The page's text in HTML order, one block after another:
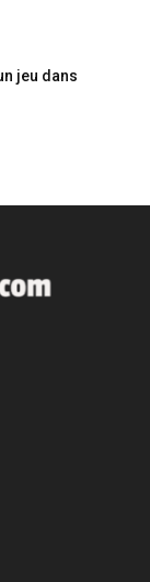
jeu dans